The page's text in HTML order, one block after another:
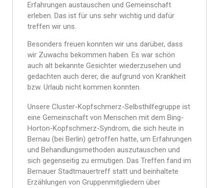
Erfahrungen austauschen und Gemeinschaft
erleben. Das ist für uns sehr wichtig und dafür
treffen wir uns.
Besonders freuen konnten wir uns darüber, dass
wir Zuwachs bekommen haben. Es war schön
auch alt bekannte Gesichter wiederzusehen und
gedachten auch derer, die aufgrund von Krankheit
bzw. Urlaub nicht kommen konnten.
Unsere Cluster-Kopfschmerz-Selbsthilfegruppe ist
eine Gemeinschaft von Menschen mit dem Bing-
Horton-Kopfschmerz-Syndrom, die sich heute in
Bernau (bei Berlin) getroffen hatte, um Erfahrungen
und Behandlungsmethoden auszutauschen und
sich gegenseitig zu ermutigen. Das Treffen fand im
Bernauer Stadtmauertreff statt und beinhaltete
Erzählungen von Gruppenmitgliedern über